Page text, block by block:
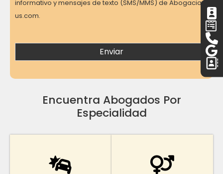
informativo y mensajes de texto (SMS/MMS) de Abogacia-
us.com.
Encuentra Abogados Por
Especialidad